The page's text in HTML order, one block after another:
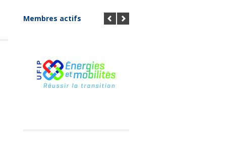
Membres actifs